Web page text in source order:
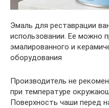
Эмаль для реставрации
использовании. Ее можно
эмалированного и
оборудования
Производитель не
при температуре
Поверхность чаши перед